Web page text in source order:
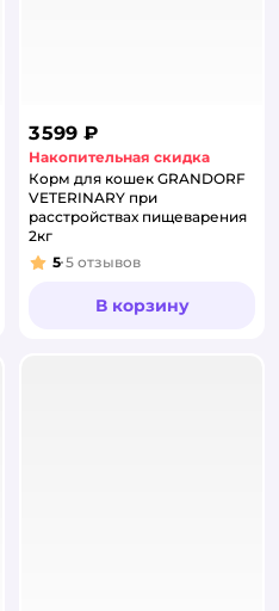
3 599 ₽
Накопительная скидка
Корм для кошек GRANDORF
VETERINARY при
расстройствах пищеварения
2кг
Рейтинг:
5 5 отзывов
В корзину